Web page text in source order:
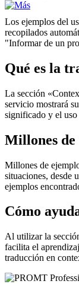
Los ejemplos del
recopilados
"Informar de un
Qué es la
La sección
servicio mostrará
significado y el uso
Millones de
Millones de
situaciones, desde
ejemplos
Cómo
Al utilizar la
facilita el
traducción en